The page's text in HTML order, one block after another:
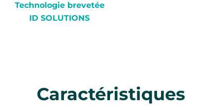
Technologie brevetée
ID SOLUTIONS
Caractéristiques